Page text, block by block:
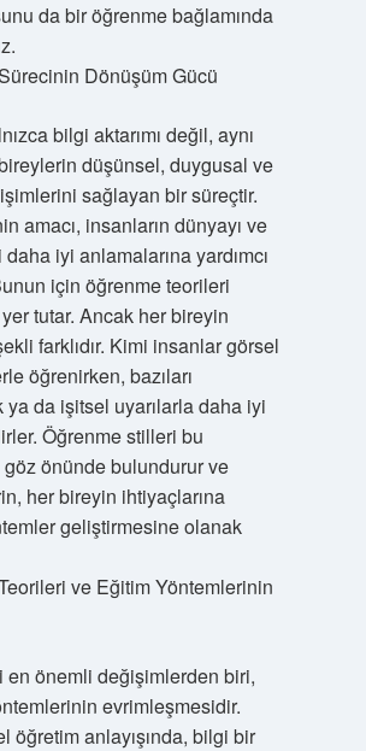
da bir öğrenme bağlamında
Dönüşüm Gücü
bilgi aktarımı değil, aynı
düşünsel, duygusal ve
sağlayan bir süreçtir.
amacı, insanların dünyayı ve
iyi anlamalarına yardımcı
için öğrenme teorileri
tutar. Ancak her bireyin
farklıdır. Kimi insanlar görsel
öğrenirken, bazıları
ya da işitsel uyarılarla daha iyi
Öğrenme stilleri bu
göz önünde bulundurur ve
her bireyin ihtiyaçlarına
geliştirmesine olanak
ve Eğitim Yöntemlerinin
en önemli değişimlerden biri,
evrimleşmesidir.
öğretim anlayışında, bilgi bir